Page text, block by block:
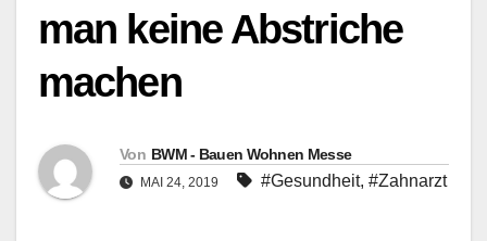
man keine Abstriche
machen
Von BWM - Bauen Wohnen Messe
MAI 24, 2019 #Gesundheit, #Zahnarzt